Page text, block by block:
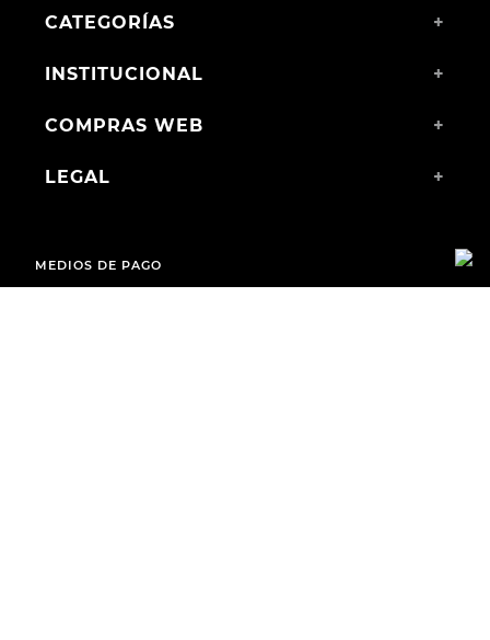
CATEGORÍAS +
INSTITUCIONAL +
COMPRAS WEB +
LEGAL +
MEDIOS DE PAGO